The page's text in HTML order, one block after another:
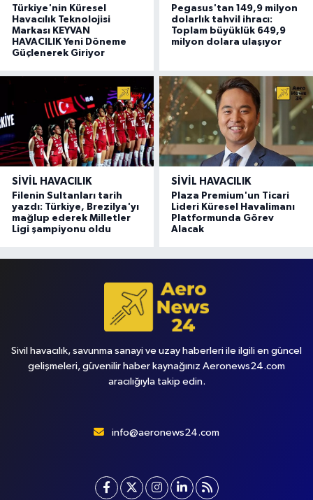
Türkiye'nin Küresel
Havacılık Teknolojisi
Markası KEYVAN
HAVACILIK Yeni Döneme
Güçlenerek Giriyor
Pegasus'tan 149,9 milyon
dolarlık tahvil ihracı:
Toplam büyüklük 649,9
milyon dolara ulaşıyor
SIVIL HAVACILIK
Filenin Sultanları tarih
yazdı: Türkiye, Brezilya'yı
mağlup ederek Milletler
Ligi şampiyonu oldu
SIVIL HAVACILIK
Plaza Premium'un Ticari
Lideri Küresel Havalimanı
Platformunda Görev
Alacak
Sivil havacılık, savunma sanayi ve uzay haberleri ile ilgili en güncel
gelişmeleri, güvenilir haber kaynağınız Aeronews24.com
aracılığıyla takip edin.
info@aeronews24.com